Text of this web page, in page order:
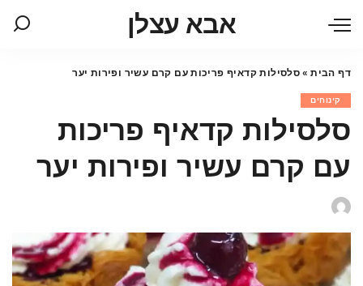
אבא עצלן
דף הבית» סלסילות קדאיף פריכות עם קרם עשיר ופירות יער
קינוחים
סלסילות קדאיף פריכות
עם קרם עשיר ופירות יער